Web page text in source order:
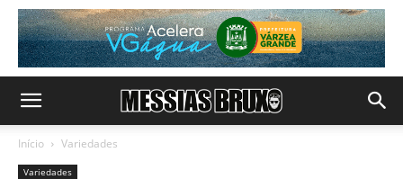
Início Variedades
Variedades